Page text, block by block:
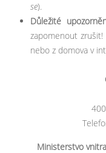
se).
Důležité
zapomenout
nebo z domova v
Ministerstvo